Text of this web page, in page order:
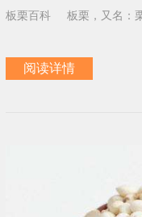
板栗百科 板栗，又名：栗
阅读详情